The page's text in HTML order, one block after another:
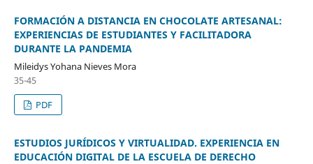
FORMACIÓN A DISTANCIA EN CHOCOLATE ARTESANAL:
EXPERIENCIAS DE ESTUDIANTES Y FACILITADORA
DURANTE LA PANDEMIA
Mileidys Yohana Nieves Mora
35-45
PDF
ESTUDIOS JURÍDICOS Y VIRTUALIDAD. EXPERIENCIA EN
EDUCACIÓN DIGITAL DE LA ESCUELA DE DERECHO